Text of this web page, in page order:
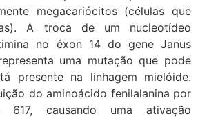
megacariócitos (células que
A troca de um nucleotídeo
no éxon 14 do gene Janus
uma mutação que pode
presente na linhagem mielóide.
do aminoácido fenilalanina por
causando uma ativação